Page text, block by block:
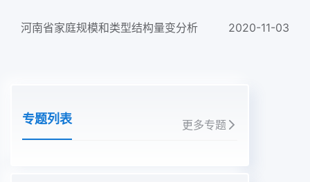
河南省家庭规模和类型结构量变分析 2020-11-03
专题列表 更多专题